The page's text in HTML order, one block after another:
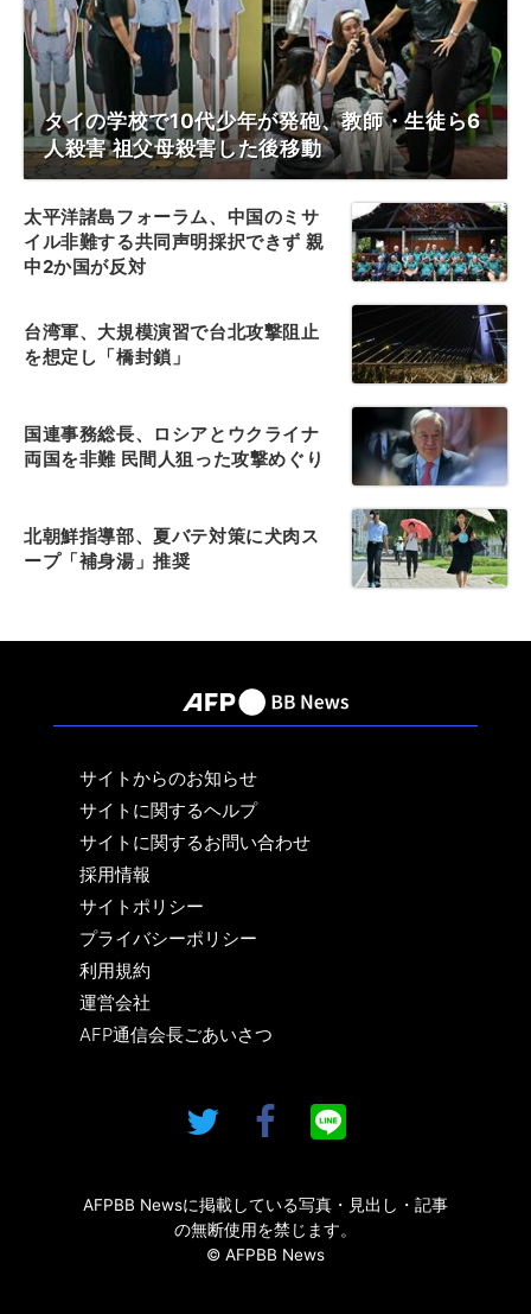
タイの学校で10代少年が発砲、教師・生徒ら6
人殺害 祖父母殺害した後移動
太平洋諸島フォーラム、中国のミサ
イル非難する共同声明採択できず 親
中2か国が反対
台湾軍、大規模演習で台北攻撃阻止
を想定し「橋封鎖」
国連事務総長、ロシアとウクライナ
両国を非難 民間人狙った攻撃めぐり
北朝鮮指導部、夏バテ対策に犬肉ス
ープ「補身湯」推奨
サイトからのお知らせ
サイトに関するヘルプ
サイトに関するお問い合わせ
採用情報
サイトポリシー
プライバシーポリシー
利用規約
運営会社
AFP通信会長ごあいさつ
AFPBB Newsに掲載している写真・見出し・記事
の無断使用を禁じます。
© AFPBB News